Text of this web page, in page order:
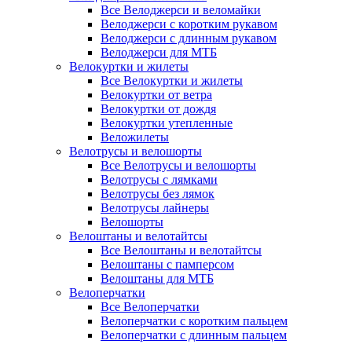
Все Велоджерси и веломайки
Велоджерси с коротким рукавом
Велоджерси с длинным рукавом
Велоджерси для МТБ
Велокуртки и жилеты
Все Велокуртки и жилеты
Велокуртки от ветра
Велокуртки от дождя
Велокуртки утепленные
Веложилеты
Велотрусы и велошорты
Все Велотрусы и велошорты
Велотрусы с лямками
Велотрусы без лямок
Велотрусы лайнеры
Велошорты
Велоштаны и велотайтсы
Все Велоштаны и велотайтсы
Велоштаны с памперсом
Велоштаны для МТБ
Велоперчатки
Все Велоперчатки
Велоперчатки с коротким пальцем
Велоперчатки с длинным пальцем